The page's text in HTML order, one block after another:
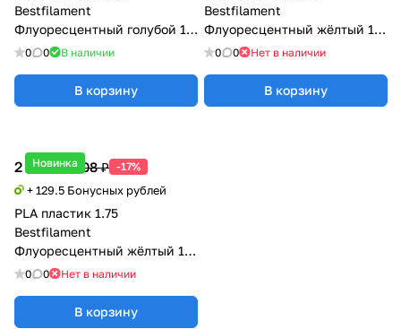
Bestfilament
Флуоресцентный голубой 1.0
кг0 0 В наличии
В корзину
Bestfilament
Флуоресцентный жёлтый 1.0
кг0 0 Нет в наличии
В корзину
Новинка
2 590 ₽3 108 ₽ -17%
+ 129.5 Бонусных рублей
PLA пластик 1.75
Bestfilament
Флуоресцентный жёлтый 1.0
кг0 0 Нет в наличии
В корзину